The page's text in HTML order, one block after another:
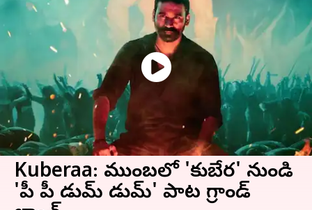
Kuberaa: ముంబయిలో 'కుబేర' నుండి
'పీ పీ డుమ్‌ డుమ్‌' పాట గ్రాండ్